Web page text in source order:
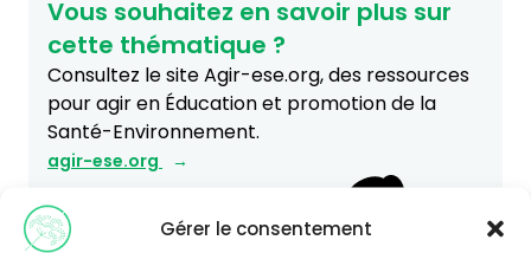
Gérer le consentement
Vous souhaitez en savoir plus sur
cette thématique ?
Consultez le site Agir-ese.org, des ressources
pour agir en Éducation et promotion de la
Santé-Environnement.
agir-ese.org